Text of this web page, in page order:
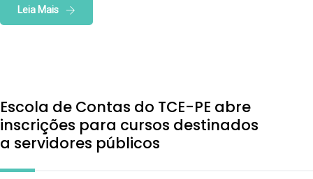
Leia Mais
Escola de Contas do TCE-PE abre
inscrições para cursos destinados
a servidores públicos